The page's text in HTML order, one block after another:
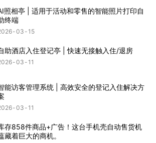
照相亭 | 适用于活动和零售的智能照片打印自
终端
03 15
助酒店入住登记亭 | 快速无接触入住/退房
03 11
能访客管理系统 | 高效安全的登记入住解决方
03 11
存858件商品+广告！这台手机壳自动售货机
藏着巨大的商机。